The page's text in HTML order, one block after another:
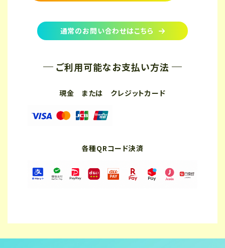
通常のお問い合わせはこちら
ご利用可能なお支払い方法
現金 または クレジットカード
各種QRコード決済